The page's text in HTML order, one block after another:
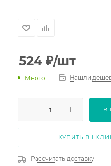
524 ₽/шт
Много Нашли
В
КУПИТЬ В 1
Рассчитать доставку